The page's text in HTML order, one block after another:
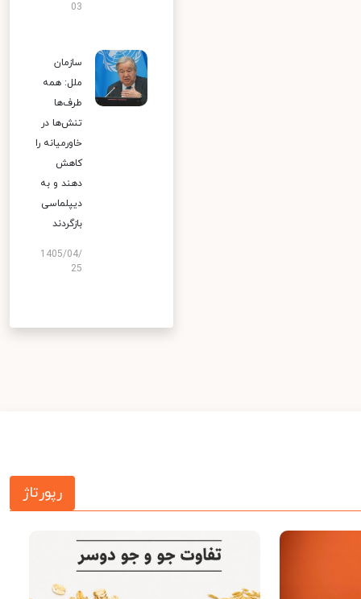
03
سازمان
ملل: همه
طرف‌ها
تنش‌ها در
خاورمیانه را
کاهش
دهند و به
دیپلماسی
بازگردند
1405/04/
25
رپورتاژ